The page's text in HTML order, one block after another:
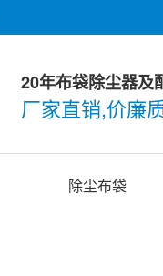
20年布袋除尘器及
厂家直销,价廉
除尘布袋